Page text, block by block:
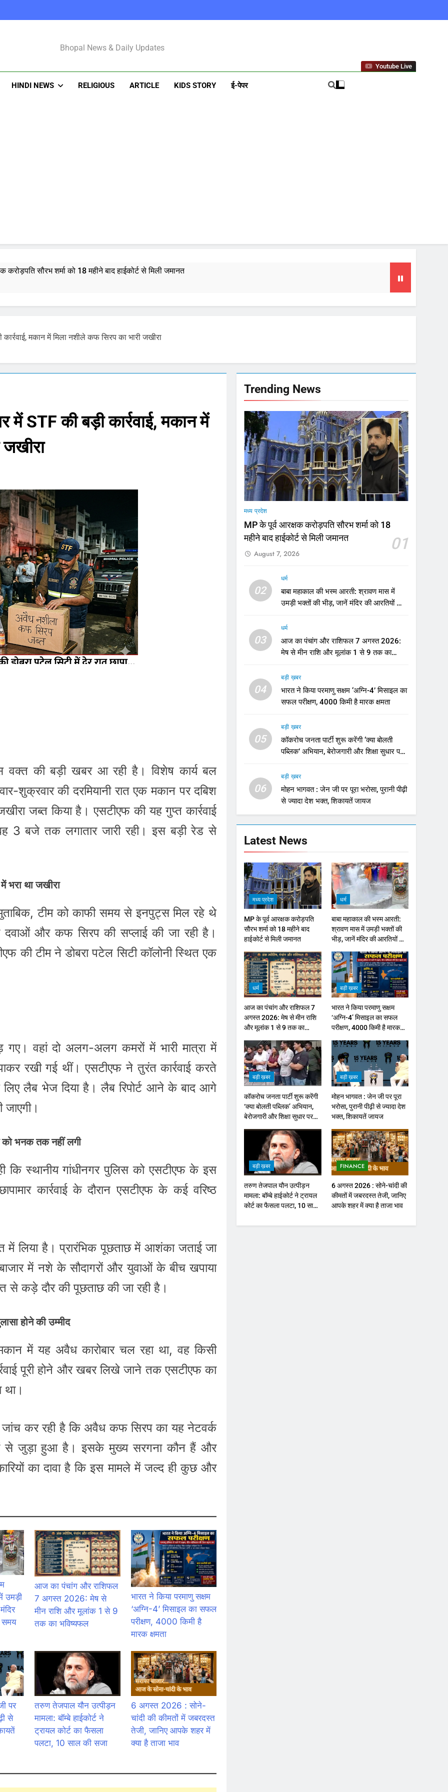
Bhopal Latest News In Hindi
Bhopal News & Daily Updates
Youtube Live
HINDI NEWS RELIGIOUS ARTICLE KIDS STORY ई-पेपर
करोड़पति सौरभ शर्मा को 18 महीने बाद हाईकोर्ट से मिली जमानत
में सकारात्मक शुरुआत, सेंसेक्स-निफ्टी हरे निशान पर खुले; क्रूड ऑयल में नरमी
मूलांक और राशिफल: जानिए आज का दिन आपके लिए कैसा रहेगा
मकान में मिला नशीले कफ सिरप का भारी जखीरा
STF की बड़ी कार्रवाई, मकान में
वक्त की बड़ी खबर आ रही है। विशेष कार्य बल
शुक्रवार की दरमियानी रात एक मकान पर दबिश
जब्त किया है। एसटीएफ की यह गुप्त कार्रवाई
बजे तक लगातार जारी रही। इस बड़ी रेड से
भरा था जखीरा
टीम को काफी समय से इनपुट्स मिल रहे थे
और कफ सिरप की सप्लाई की जा रही है।
की टीम ने डोबरा पटेल सिटी कॉलोनी स्थित एक
वहां दो अलग-अलग कमरों में भारी मात्रा में
रखी गई थीं। एसटीएफ ने तुरंत कार्रवाई करते
लैब भेज दिया है। लैब रिपोर्ट आने के बाद आगे
को भनक तक नहीं लगी
कि स्थानीय गांधीनगर पुलिस को एसटीएफ के इस
कार्रवाई के दौरान एसटीएफ के कई वरिष्ठ
में लिया है। प्रारंभिक पूछताछ में आशंका जताई जा
में नशे के सौदागरों और युवाओं के बीच खपाया
से कड़े दौर की पूछताछ की जा रही है।
होने की उम्मीद
में यह अवैध कारोबार चल रहा था, वह किसी
पूरी होने और खबर लिखे जाने तक एसटीएफ का
था।
कर रही है कि अवैध कफ सिरप का यह नेटवर्क
से जुड़ा हुआ है। इसके मुख्य सरगना कौन हैं और
का दावा है कि इस मामले में जल्द ही कुछ और
उमड़ी
समय
आज का पंचांग और राशिफल
7 अगस्त 2026: मेष से
मीन राशि और मूलांक 1 से 9
तक का भविष्यफल
भारत ने किया परमाणु सक्षम
‘अग्नि-4’ मिसाइल का सफल
परीक्षण, 4000 किमी है
मारक क्षमता
पर
से
तरुण तेजपाल यौन उत्पीड़न
मामला: बॉम्बे हाईकोर्ट ने
ट्रायल कोर्ट का फैसला
पलटा, 10 साल की सजा
6 अगस्त 2026 : सोने-
चांदी की कीमतों में जबरदस्त
तेजी, जानिए आपके शहर में
क्या है ताजा भाव
Trending News
मध्य प्रदेश
MP के पूर्व आरक्षक करोड़पति सौरभ शर्मा को 18
महीने बाद हाईकोर्ट से मिली जमानत
01
August 7, 2026
02
धर्म
बाबा महाकाल की भस्म आरती: श्रावण मास में
उमड़ी भक्तों की भीड़, जानें मंदिर की आरतियों का
03
धर्म
आज का पंचांग और राशिफल 7 अगस्त 2026:
मेष से मीन राशि और मूलांक 1 से 9 तक का
04
बड़ी ख़बर
भारत ने किया परमाणु सक्षम ‘अग्नि-4’ मिसाइल का
सफल परीक्षण, 4000 किमी है मारक क्षमता
05
बड़ी ख़बर
कॉकरोच जनता पार्टी शुरू करेंगी ‘क्या बोलती
पब्लिक’ अभियान, बेरोजगारी और शिक्षा सुधार पर
06
बड़ी ख़बर
मोहन भागवत : जेन जी पर पूरा भरोसा, पुरानी पीढ़ी
से ज्यादा देश भक्त, शिकायतें जायज
Latest News
मध्य प्रदेश
MP के पूर्व आरक्षक करोड़पति
सौरभ शर्मा को 18 महीने बाद
हाईकोर्ट से मिली जमानत
धर्म
बाबा महाकाल की भस्म आरती:
श्रावण मास में उमड़ी भक्तों की
भीड़, जानें मंदिर की आरतियों का
धर्म
आज का पंचांग और राशिफल 7
अगस्त 2026: मेष से मीन राशि
और मूलांक 1 से 9 तक का
बड़ी ख़बर
भारत ने किया परमाणु सक्षम
‘अग्नि-4’ मिसाइल का सफल
परीक्षण, 4000 किमी है मारक
बड़ी ख़बर
कॉकरोच जनता पार्टी शुरू करेंगी
‘क्या बोलती पब्लिक’ अभियान,
बेरोजगारी और शिक्षा सुधार पर
बड़ी ख़बर
मोहन भागवत : जेन जी पर पूरा
भरोसा, पुरानी पीढ़ी से ज्यादा देश
भक्त, शिकायतें जायज
बड़ी ख़बर
तरुण तेजपाल यौन उत्पीड़न
मामला: बॉम्बे हाईकोर्ट ने ट्रायल
कोर्ट का फैसला पलटा, 10 साल
FINANCE
6 अगस्त 2026 : सोने-चांदी की
कीमतों में जबरदस्त तेजी, जानिए
आपके शहर में क्या है ताजा भाव